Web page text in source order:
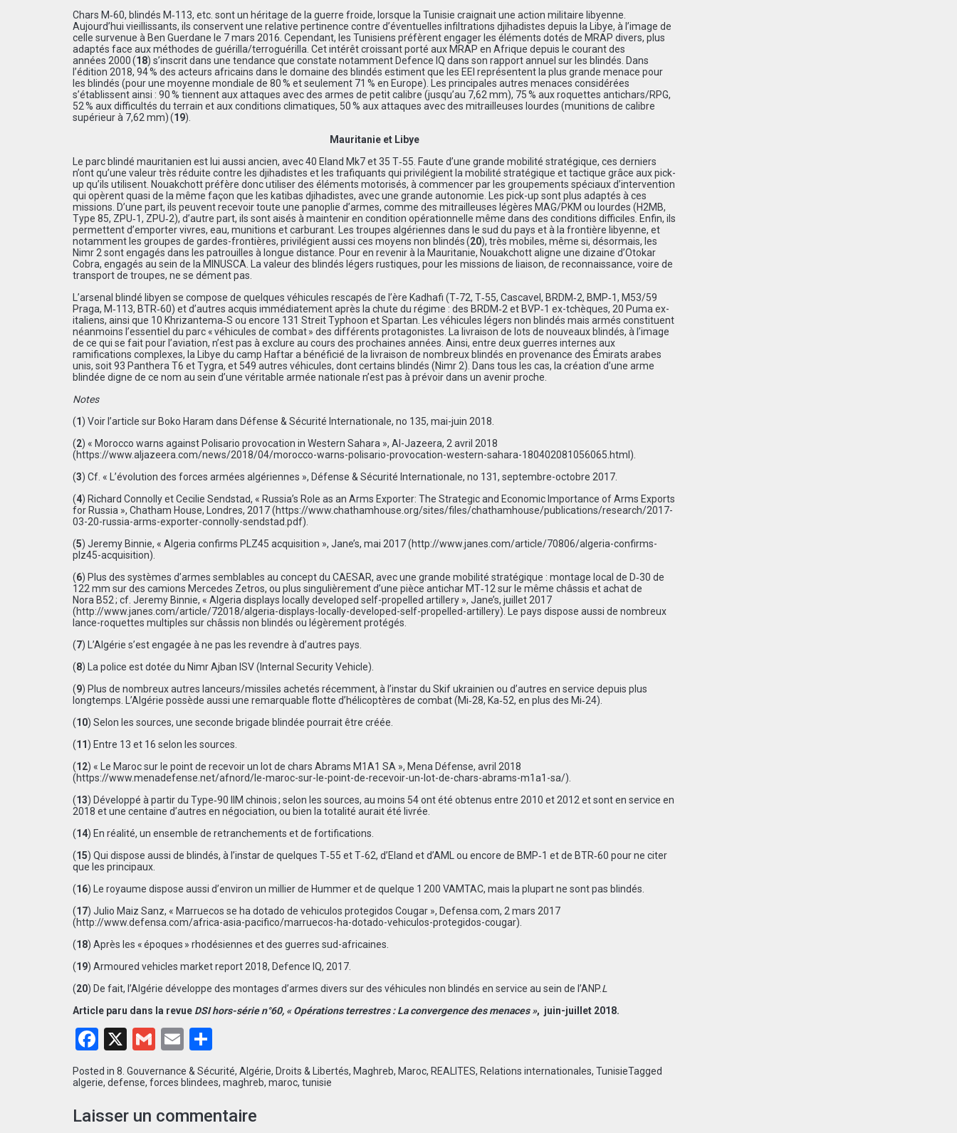
Chars M‑60, blindés M‑113, etc. sont un héritage de la guerre froide, lorsque la Tunisie craignait une action militaire libyenne.
Aujourd’hui vieillissants, ils conservent une relative pertinence contre d’éventuelles infiltrations djihadistes depuis la Libye, à l’image de
celle survenue à Ben Guerdane le 7 mars 2016. Cependant, les Tunisiens préfèrent engager les éléments dotés de MRAP divers, plus
adaptés face aux méthodes de guérilla/terroguérilla. Cet intérêt croissant porté aux MRAP en Afrique depuis le courant des
années 2000 (18) s’inscrit dans une tendance que constate notamment Defence IQ dans son rapport annuel sur les blindés. Dans
l’édition 2018, 94 % des acteurs africains dans le domaine des blindés estiment que les EEI représentent la plus grande menace pour
les blindés (pour une moyenne mondiale de 80 % et seulement 71 % en Europe). Les principales autres menaces considérées
s’établissent ainsi : 90 % tiennent aux attaques avec des armes de petit calibre (jusqu’au 7,62 mm), 75 % aux roquettes antichars/RPG,
52 % aux difficultés du terrain et aux conditions climatiques, 50 % aux attaques avec des mitrailleuses lourdes (munitions de calibre
supérieur à 7,62 mm) (19).
Mauritanie et Libye
Le parc blindé mauritanien est lui aussi ancien, avec 40 Eland Mk7 et 35 T‑55. Faute d’une grande mobilité stratégique, ces derniers
n’ont qu’une valeur très réduite contre les djihadistes et les trafiquants qui privilégient la mobilité stratégique et tactique grâce aux pick-
up qu’ils utilisent. Nouakchott préfère donc utiliser des éléments motorisés, à commencer par les groupements spéciaux d’intervention
qui opèrent quasi de la même façon que les katibas djihadistes, avec une grande autonomie. Les pick-up sont plus adaptés à ces
missions. D’une part, ils peuvent recevoir toute une panoplie d’armes, comme des mitrailleuses légères MAG/PKM ou lourdes (H2MB,
Type 85, ZPU‑1, ZPU‑2), d’autre part, ils sont aisés à maintenir en condition opérationnelle même dans des conditions difficiles. Enfin, ils
permettent d’emporter vivres, eau, munitions et carburant. Les troupes algériennes dans le sud du pays et à la frontière libyenne, et
notamment les groupes de gardes-frontières, privilégient aussi ces moyens non blindés (20), très mobiles, même si, désormais, les
Nimr 2 sont engagés dans les patrouilles à longue distance. Pour en revenir à la Mauritanie, Nouakchott aligne une dizaine d’Otokar
Cobra, engagés au sein de la MINUSCA. La valeur des blindés légers rustiques, pour les missions de liaison, de reconnaissance, voire de
transport de troupes, ne se dément pas.
L’arsenal blindé libyen se compose de quelques véhicules rescapés de l’ère Kadhafi (T‑72, T‑55, Cascavel, BRDM‑2, BMP‑1, M53/59
Praga, M‑113, BTR‑60) et d’autres acquis immédiatement après la chute du régime : des BRDM‑2 et BVP‑1 ex-tchèques, 20 Puma ex-
italiens, ainsi que 10 Khrizantema‑S ou encore 131 Streit Typhoon et Spartan. Les véhicules légers non blindés mais armés constituent
néanmoins l’essentiel du parc « véhicules de combat » des différents protagonistes. La livraison de lots de nouveaux blindés, à l’image
de ce qui se fait pour l’aviation, n’est pas à exclure au cours des prochaines années. Ainsi, entre deux guerres internes aux
ramifications complexes, la Libye du camp Haftar a bénéficié de la livraison de nombreux blindés en provenance des Émirats arabes
unis, soit 93 Panthera T6 et Tygra, et 549 autres véhicules, dont certains blindés (Nimr 2). Dans tous les cas, la création d’une arme
blindée digne de ce nom au sein d’une véritable armée nationale n’est pas à prévoir dans un avenir proche.
Notes
(1 ) Voir l’article sur Boko Haram dans Défense & Sécurité Internationale, no 135, mai-juin 2018.
(2) « Morocco warns against Polisario provocation in Western Sahara », Al-Jazeera, 2 avril 2018
(https://www.aljazeera.com/news/2018/04/morocco-warns-polisario-provocation-western-sahara-180402081056065.html ).
(3) Cf. « L’évolution des forces armées algériennes », Défense & Sécurité Internationale, no 131, septembre-octobre 2017.
(4) Richard Connolly et Cecilie Sendstad, « Russia’s Role as an Arms Exporter: The Strategic and Economic Importance of Arms Exports
for Russia », Chatham House, Londres, 2017 (https://www.chathamhouse.org/sites/files/chathamhouse/publications/research/2017-
03-20-russia-arms-exporter-connolly-sendstad.pdf).
(5) Jeremy Binnie, « Algeria confirms PLZ45 acquisition », Jane’s, mai 2017 (http://www.janes.com/article/70806/algeria-confirms-
plz45-acquisition).
(6) Plus des systèmes d’armes semblables au concept du CAESAR, avec une grande mobilité stratégique : montage local de D‑30 de
122 mm sur des camions Mercedes Zetros, ou plus singulièrement d’une pièce antichar MT‑12 sur le même châssis et achat de
Nora B52 ; cf. Jeremy Binnie, « Algeria displays locally developed self-propelled artillery », Jane’s, juillet 2017
(http://www.janes.com/article/72018/algeria-displays-locally-developed-self-propelled-artillery). Le pays dispose aussi de nombreux
lance-roquettes multiples sur châssis non blindés ou légèrement protégés.
(7) L’Algérie s’est engagée à ne pas les revendre à d’autres pays.
(8) La police est dotée du Nimr Ajban ISV (Internal Security Vehicle).
(9) Plus de nombreux autres lanceurs/missiles achetés récemment, à l’instar du Skif ukrainien ou d’autres en service depuis plus
longtemps. L’Algérie possède aussi une remarquable flotte d’hélicoptères de combat (Mi‑28, Ka‑52, en plus des Mi‑24).
(10) Selon les sources, une seconde brigade blindée pourrait être créée.
(11 ) Entre 13 et 16 selon les sources.
(12) « Le Maroc sur le point de recevoir un lot de chars Abrams M1A1 SA », Mena Défense, avril 2018
(https://www.menadefense.net/afnord/le-maroc-sur-le-point-de-recevoir-un-lot-de-chars-abrams-m1a1-sa/).
(13) Développé à partir du Type‑90 IIM chinois ; selon les sources, au moins 54 ont été obtenus entre 2010 et 2012 et sont en service en
2018 et une centaine d’autres en négociation, ou bien la totalité aurait été livrée.
(14) En réalité, un ensemble de retranchements et de fortifications.
(15) Qui dispose aussi de blindés, à l’instar de quelques T‑55 et T‑62, d’Eland et d’AML ou encore de BMP‑1 et de BTR‑60 pour ne citer
que les principaux.
(16) Le royaume dispose aussi d’environ un millier de Hummer et de quelque 1 200 VAMTAC, mais la plupart ne sont pas blindés.
(17) Julio Maiz Sanz, « Marruecos se ha dotado de vehiculos protegidos Cougar », Defensa.com, 2 mars 2017
(http://www.defensa.com/africa-asia-pacifico/marruecos-ha-dotado-vehiculos-protegidos-cougar).
(18) Après les « époques » rhodésiennes et des guerres sud-africaines.
(19) Armoured vehicles market report 2018, Defence IQ, 2017.
(20) De fait, l’Algérie développe des montages d’armes divers sur des véhicules non blindés en service au sein de l’ANP.L
Article paru dans la revue DSI hors-série n°60, «Opérations terrestres : La convergence des menaces », juin-juillet 2018.
Facebook
X Gmail
Email
Posted in 8. Gouvernance & Sécurité, Algérie, Droits & Libertés, Maghreb, Maroc, REALITES, Relations internationales, TunisieTagged
algerie, defense, forces blindees, maghreb, maroc, tunisie
Laisser un commentaire